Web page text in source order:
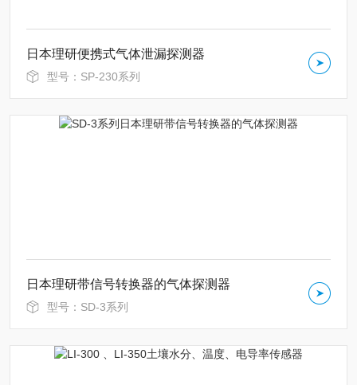
日本理研便携式气体泄漏探测器
型号：SP-230系列
日本理研带信号转换器的气体探测器
型号：SD-3系列